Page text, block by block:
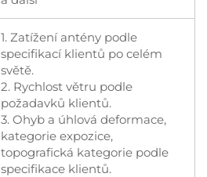
1. Zatížení antény podle
specifikací klientů po celém
světě.
2. Rychlost větru podle
požadavků klientů.
3. Ohyb a úhlová deformace,
kategorie expozice,
topografická kategorie podle
specifikace klientů.